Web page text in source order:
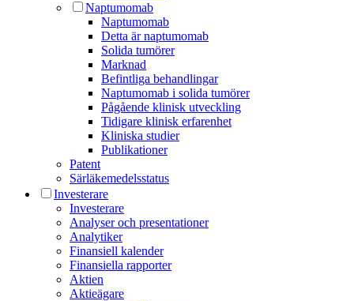
Naptumomab
Naptumomab
Detta är naptumomab
Solida tumörer
Marknad
Befintliga behandlingar
Naptumomab i solida tumörer
Pågående klinisk utveckling
Tidigare klinisk erfarenhet
Kliniska studier
Publikationer
Patent
Särläkemedels­status
Investerare
Investerare
Analyser och presentationer
Analytiker
Finansiell kalender
Finansiella rapporter
Aktien
Aktieägare